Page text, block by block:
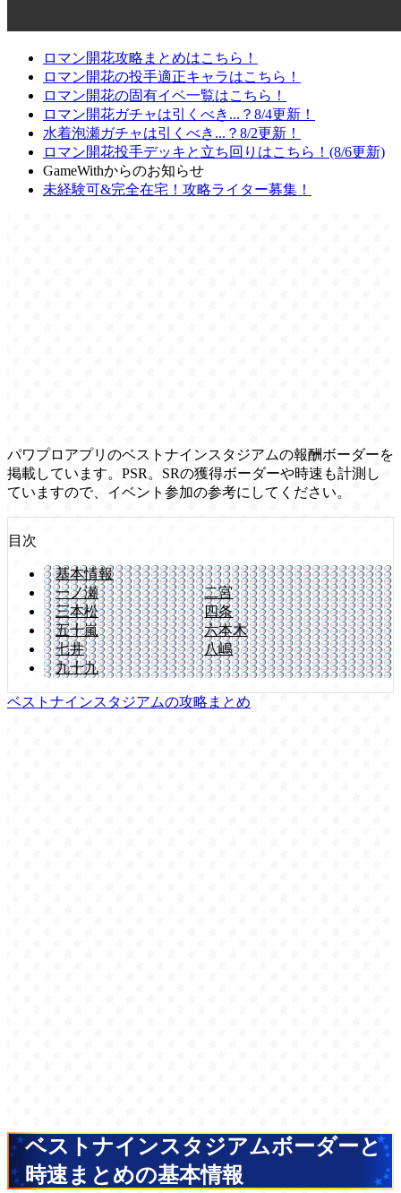
ロマン開花攻略まとめはこちら！
ロマン開花の投手適正キャラはこちら！
ロマン開花の固有イベ一覧はこちら！
ロマン開花ガチャは引くべき...？8/4更新！
水着泡瀬ガチャは引くべき...？8/2更新！
ロマン開花投手デッキと立ち回りはこちら！(8/6更新)
GameWithからのお知らせ
未経験可&完全在宅！攻略ライター募集！
パワプロアプリのベストナインスタジアムの報酬ボーダーを
掲載しています。PSR。SRの獲得ボーダーや時速も計測し
ていますので、イベント参加の参考にしてください。
目次
基本情報
一ノ瀬
二宮
三本松
四条
五十嵐
六本木
七井
八嶋
九十九
ベストナインスタジアムの攻略まとめ
ベストナインスタジアムボーダーと
時速まとめの基本情報